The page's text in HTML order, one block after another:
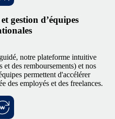
gestion d’équipes
notre plateforme intuitive
des remboursements) et nos
permettent d'accélérer
des employés et des freelances.